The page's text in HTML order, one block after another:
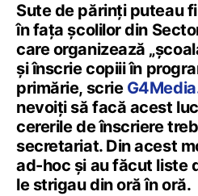
Sute de părinţi puteau
în faţa şcolilor din
care organizează
şi înscrie copiii în
primărie, scrie
nevoiţi să facă acest
cererile de înscriere
secretariat. Din acest
ad-hoc şi au făcut liste
le strigau din oră în oră.